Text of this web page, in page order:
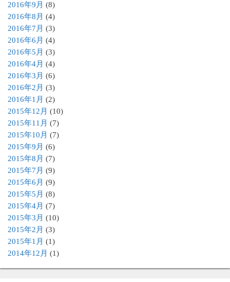
2016年9月 (8)
2016年8月 (4)
2016年7月 (3)
2016年6月 (4)
2016年5月 (3)
2016年4月 (4)
2016年3月 (6)
2016年2月 (3)
2016年1月 (2)
2015年12月 (10)
2015年11月 (7)
2015年10月 (7)
2015年9月 (6)
2015年8月 (7)
2015年7月 (9)
2015年6月 (9)
2015年5月 (8)
2015年4月 (7)
2015年3月 (10)
2015年2月 (3)
2015年1月 (1)
2014年12月 (1)